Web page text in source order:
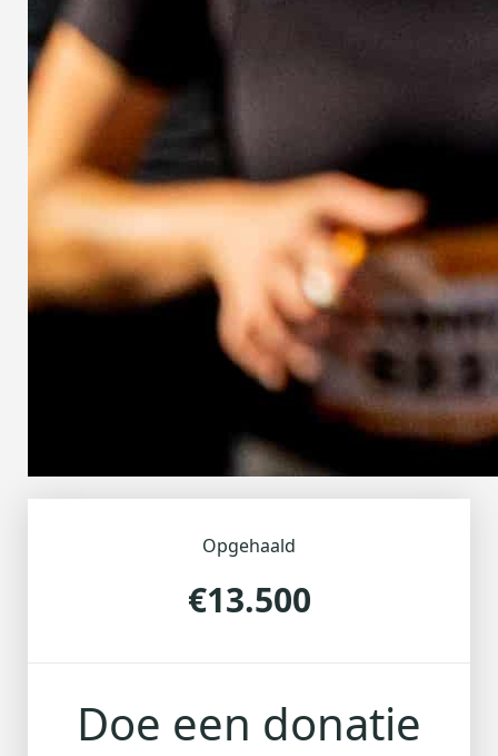
Opgehaald
€13.500
Doe een donatie